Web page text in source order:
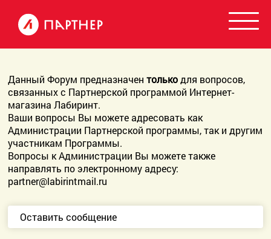
Данный Форум предназначентолькодля вопросов,
связанных с Партнерской программой Интернет-
магазина Лабиринт.
Ваши вопросы Вы можете адресовать как
Администрации Партнерской программы, так и другим
участникам Программы.
Вопросы к Администрации Вы можете также
направлять по электронному адресу:
partner@labirintmail.ru
Оставить сообщение